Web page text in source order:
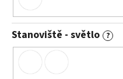
Stanoviště - světlo ?